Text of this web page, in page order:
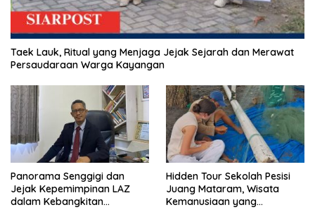
Taek Lauk, Ritual yang Menjaga Jejak Sejarah dan Merawat
Persaudaraan Warga Kayangan
Panorama Senggigi dan
Jejak Kepemimpinan LAZ
dalam Kebangkitan
Hidden Tour Sekolah Pesisi
Juang Mataram, Wisata
Kemanusiaan yang